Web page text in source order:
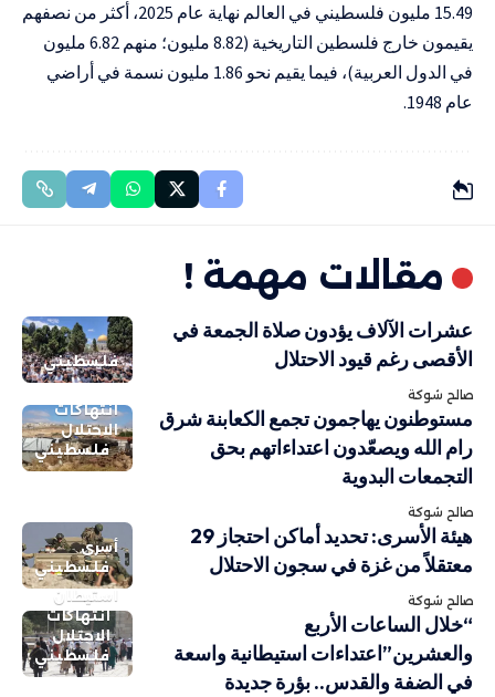
15.49 مليون فلسطيني في العالم نهاية عام 2025، أكثر من نصفهم
يقيمون خارج فلسطين التاريخية (8.82 مليون؛ منهم 6.82 مليون
في الدول العربية)، فيما يقيم نحو 1.86 مليون نسمة في أراضي
عام 1948.
مقالات مهمة !
فلسطيني
عشرات الآلاف يؤدون صلاة الجمعة في
الأقصى رغم قيود الاحتلال
صالح شوكة
انتهاكات
الاحتلال
فلسطيني
مستوطنون يهاجمون تجمع الكعابنة شرق
رام الله ويصعّدون اعتداءاتهم بحق
التجمعات البدوية
صالح شوكة
أسرى
فلسطيني
هيئة الأسرى: تحديد أماكن احتجاز 29
معتقلاً من غزة في سجون الاحتلال
صالح شوكة
استيطان
انتهاكات
الاحتلال
فلسطيني
“خلال الساعات الأربع
والعشرين”اعتداءات استيطانية واسعة
في الضفة والقدس.. بؤرة جديدة